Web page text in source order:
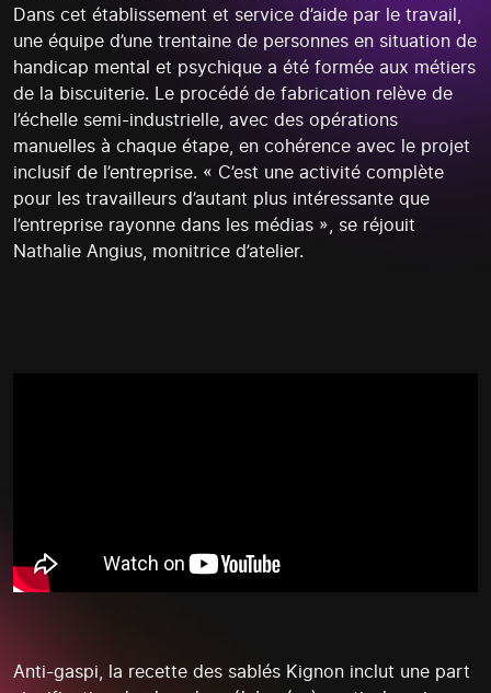
Dans cet établissement et service d’aide par le travail,
une équipe d’une trentaine de personnes en situation de
handicap mental et psychique a été formée aux métiers
de la biscuiterie. Le procédé de fabrication relève de
l’échelle semi-industrielle, avec des opérations
manuelles à chaque étape, en cohérence avec le projet
inclusif de l’entreprise. « C’est une activité complète
pour les travailleurs d’autant plus intéressante que
l’entreprise rayonne dans les médias », se réjouit
Nathalie Angius, monitrice d’atelier.
Anti-gaspi, la recette des sablés Kignon inclut une part